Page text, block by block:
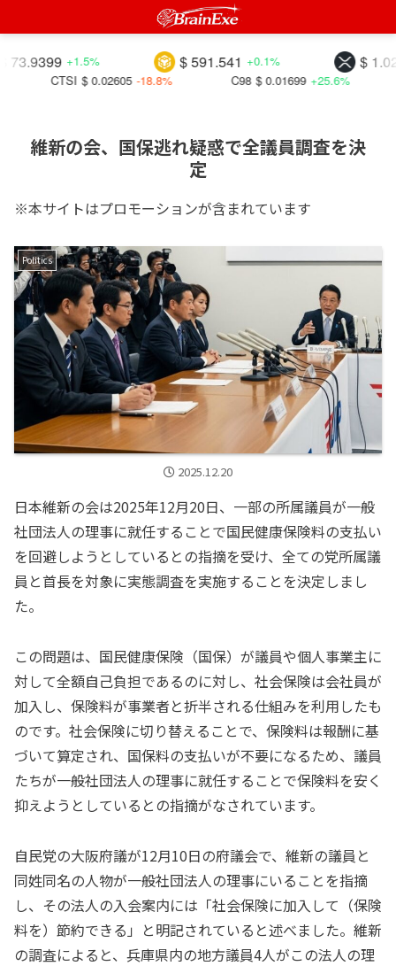
$ 1.02400
$ 591.541 +0.1%
+1.5%
$ 0.01699 +25.6%
$ 0.02605 -18.8%
維新の会、国保逃れ疑惑で全議員調査を決
定
※本サイトはプロモーションが含まれています
Politics
2025.12.20
日本維新の会は2025年12月20日、一部の所属議員が一般
社団法人の理事に就任することで国民健康保険料の支払い
を回避しようとしているとの指摘を受け、全ての党所属議
員と首長を対象に実態調査を実施することを決定しまし
た。
この問題は、国民健康保険（国保）が議員や個人事業主に
対して全額自己負担であるのに対し、社会保険は会社員が
加入し、保険料が事業者と折半される仕組みを利用したも
のです。社会保険に切り替えることで、保険料は報酬に基
づいて算定され、国保料の支払いが不要になるため、議員
たちが一般社団法人の理事に就任することで保険料を安く
抑えようとしているとの指摘がなされています。
自民党の大阪府議が12月10日の府議会で、維新の議員と
同姓同名の人物が一般社団法人の理事にいることを指摘
し、その法人の入会案内には「社会保険に加入して（保険
料を）節約できる」と明記されていると述べました。維新
の調査によると、兵庫県内の地方議員4人がこの法人の理